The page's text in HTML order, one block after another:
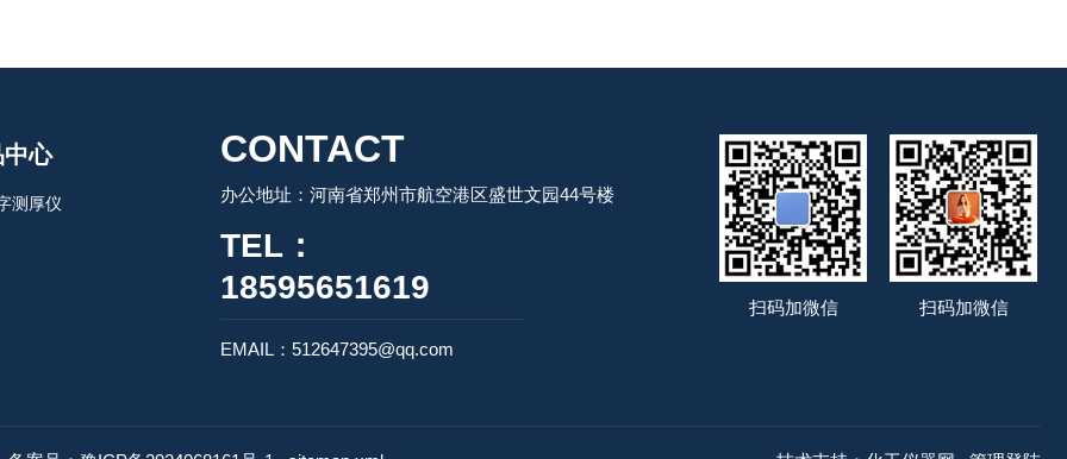
心
测厚仪
CONTACT
办公地址：河南省郑州市航空港区盛世文园44号楼
TEL：
18595651619
EMAIL：512647395@qq.com
扫码加微信
扫码加微信